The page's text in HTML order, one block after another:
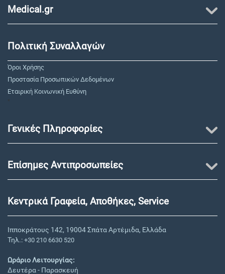
Medical.gr
Πολιτική Συναλλαγών
Όροι Χρήσης
Προστασία Προσωπικών Δεδομένων
Εταιρική Κοινωνική Ευθύνη
"
Γενικές Πληροφορίες
Επίσημες Αντιπροσωπείες
Κεντρικά Γραφεία, Αποθήκες, Service
Ιπποκράτους 142, 19004 Σπάτα Αρτέμιδα, Ελλάδα
Τηλ.: +30 210 6630 520
Ωράριο Λειτουργίας:
Δευτέρα - Παρασκευή